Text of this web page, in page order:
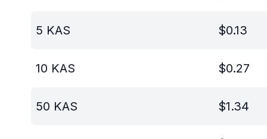
5 KAS $0.13
10 KAS $0.27
50 KAS $1.34